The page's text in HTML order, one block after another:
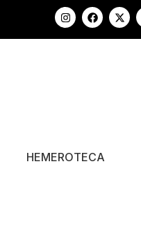
HEMEROTECA